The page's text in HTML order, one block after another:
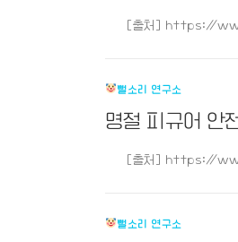
[출처] https://
뻘소리 연구소
명절 피규어 안
[출처] https://
뻘소리 연구소